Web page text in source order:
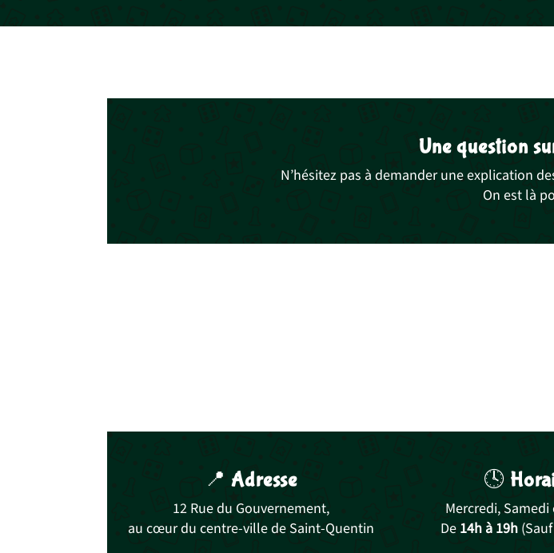
Une question
N’hésitez pas à demander une explication
On est là
📍 Adresse
12 Rue du Gouvernement,
au cœur du centre-ville de Saint-Quentin
🕓
Mercredi,
De 14h à 19h